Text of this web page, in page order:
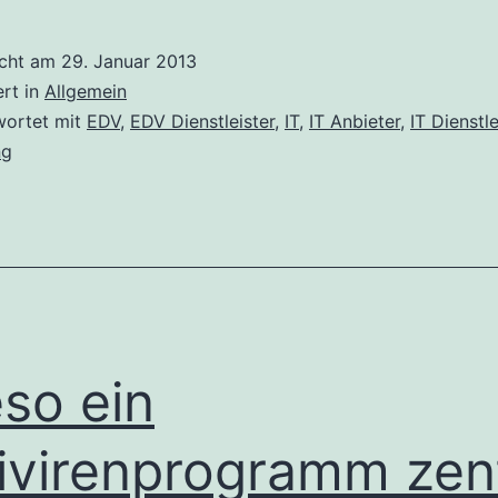
am 29. Januar 2013
in Allgemein
mit EDV, EDV Dienstleister, IT, IT Anbieter, IT
ein